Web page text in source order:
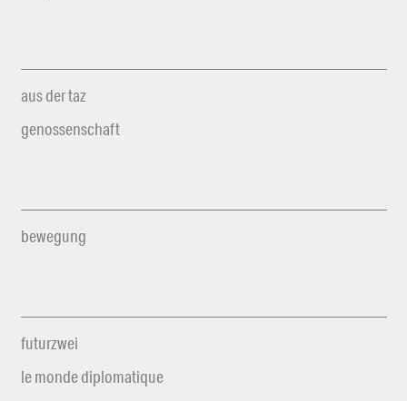
aus der taz
genossenschaft
bewegung
futurzwei
le monde diplomatique